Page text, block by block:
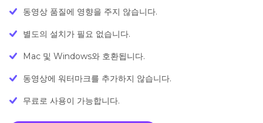
동영상 품질에 영향을 주지 않습니다.
별도의 설치가 필요 없습니다.
Mac 및 Windows와 호환됩니다.
동영상에 워터마크를 추가하지 않습니다.
무료로 사용이 가능합니다.